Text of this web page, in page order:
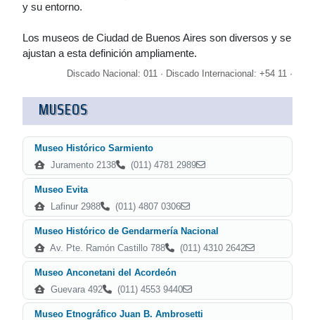
y su entorno.
Los museos de Ciudad de Buenos Aires son diversos y se
ajustan a esta definición ampliamente.
Discado Nacional: 011 · Discado Internacional: +54 11 ·
MUSEOS
Museo Histórico Sarmiento
Juramento 2138
(011) 4781 2989
Museo Evita
Lafinur 2988
(011) 4807 0306
Museo Histórico de Gendarmería Nacional
Av. Pte. Ramón Castillo 788
(011) 4310 2642
Museo Anconetani del Acordeón
Guevara 492
(011) 4553 9440
Museo Etnográfico Juan B. Ambrosetti